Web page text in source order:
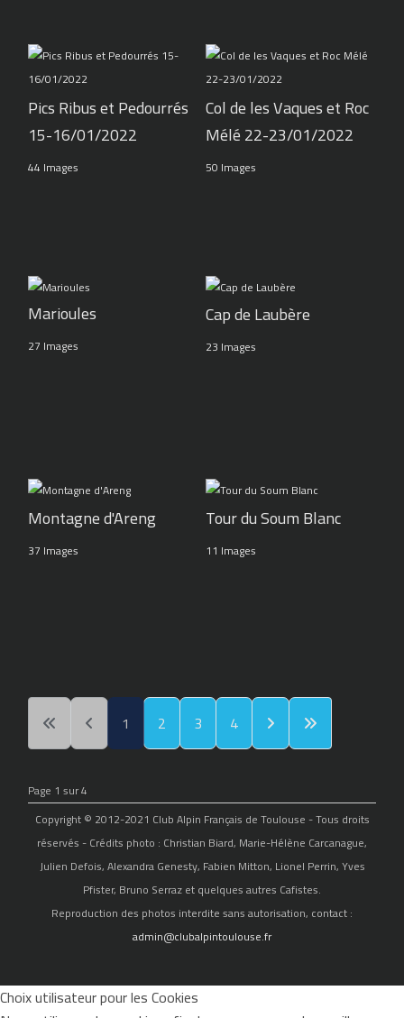
Pics Ribus et Pedourrés
15-16/01/2022
44 Images
Col de les Vaques et Roc
Mélé 22-23/01/2022
50 Images
Marioules
27 Images
Cap de Laubère
23 Images
Montagne d'Areng
37 Images
Tour du Soum Blanc
11 Images
1 2 3 4
Page 1 sur 4
Copyright © 2012-2021 Club Alpin Français de Toulouse - Tous droits
réservés - Crédits photo : Christian Biard, Marie-Hélène Carcanague,
Julien Defois, Alexandra Genesty, Fabien Mitton, Lionel Perrin, Yves
Pfister, Bruno Serraz et quelques autres Cafistes.
Reproduction des photos interdite sans autorisation, contact :
admin@clubalpintoulouse.fr
Choix utilisateur pour les Cookies